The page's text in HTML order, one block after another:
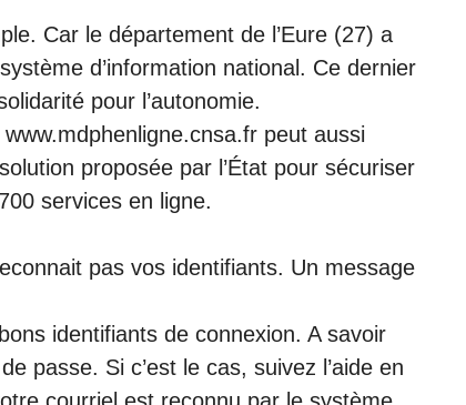
Car le département de l’Eure (27) a
d’information national. Ce dernier
pour l’autonomie.
peut aussi
proposée par l’État pour sécuriser
services en ligne.
pas vos identifiants. Un message
identifiants de connexion. A savoir
passe. Si c’est le cas, suivez l’aide en